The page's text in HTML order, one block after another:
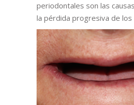
periodontales son las
la pérdida progresiva de los